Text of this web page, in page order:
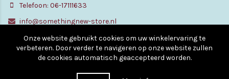
Telefoon: 06-17111633
info@somethingnew-store.nl
Onze website gebruikt cookies om uw winkelervaring te
verbeteren. Door verder te navigeren op onze website zullen
de cookies automatisch geaccepteerd worden.